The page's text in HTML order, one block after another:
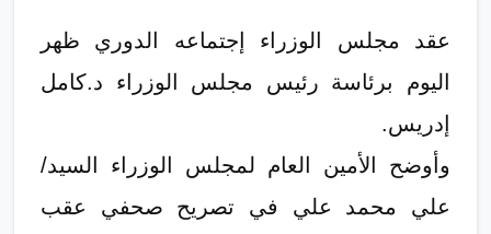
عقد مجلس الوزراء إجتماعه الدوري ظهر
اليوم برئاسة رئيس مجلس الوزراء د.كامل
إدريس.
وأوضح الأمين العام لمجلس الوزراء السيد/
علي محمد علي في تصريح صحفي عقب